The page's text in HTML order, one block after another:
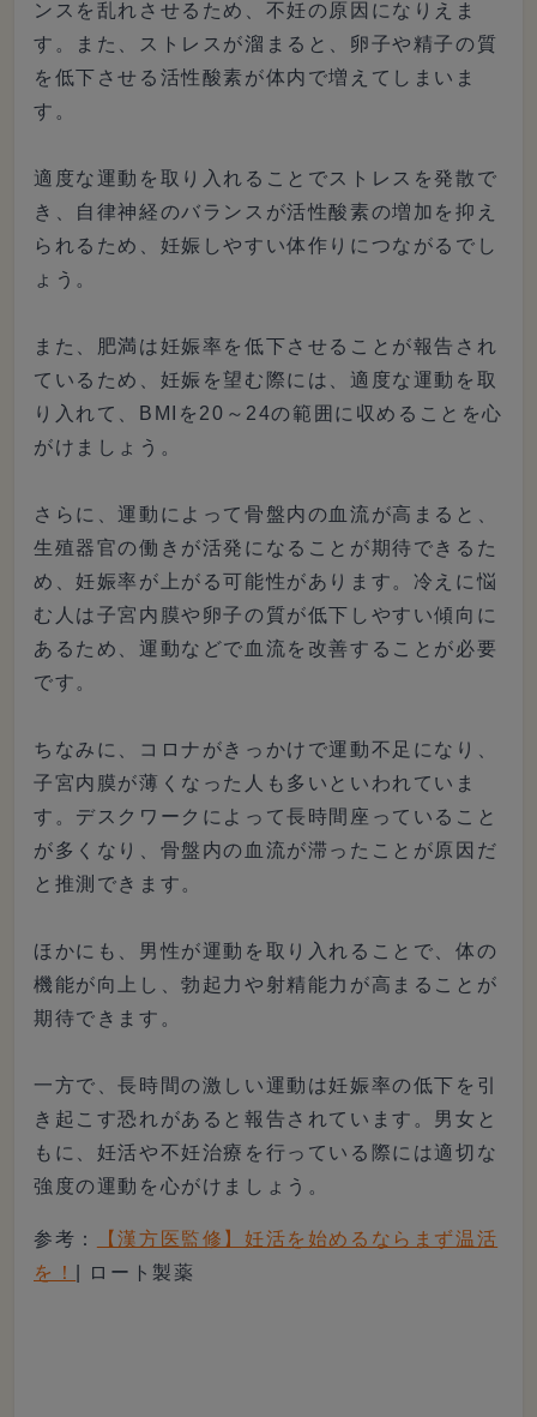
ンスを乱れさせるため、不妊の原因になりえま
す。また、ストレスが溜まると、卵子や精子の質
を低下させる活性酸素が体内で増えてしまいま
す。
適度な運動を取り入れることでストレスを発散で
き、自律神経のバランスが活性酸素の増加を抑え
られるため、妊娠しやすい体作りにつながるでし
ょう。
また、肥満は妊娠率を低下させることが報告され
ているため、妊娠を望む際には、適度な運動を取
り入れて、BMIを20～24の範囲に収めることを心
がけましょう。
さらに、運動によって骨盤内の血流が高まると、
生殖器官の働きが活発になることが期待できるた
め、妊娠率が上がる可能性があります。冷えに悩
む人は子宮内膜や卵子の質が低下しやすい傾向に
あるため、運動などで血流を改善することが必要
です。
ちなみに、コロナがきっかけで運動不足になり、
子宮内膜が薄くなった人も多いといわれていま
す。デスクワークによって長時間座っていること
が多くなり、骨盤内の血流が滞ったことが原因だ
と推測できます。
ほかにも、男性が運動を取り入れることで、体の
機能が向上し、勃起力や射精能力が高まることが
期待できます。
一方で、長時間の激しい運動は妊娠率の低下を引
き起こす恐れがあると報告されています。男女と
もに、妊活や不妊治療を行っている際には適切な
強度の運動を心がけましょう。
参考：
【漢方医監修】妊活を始めるならまず温活
を！
| ロート製薬